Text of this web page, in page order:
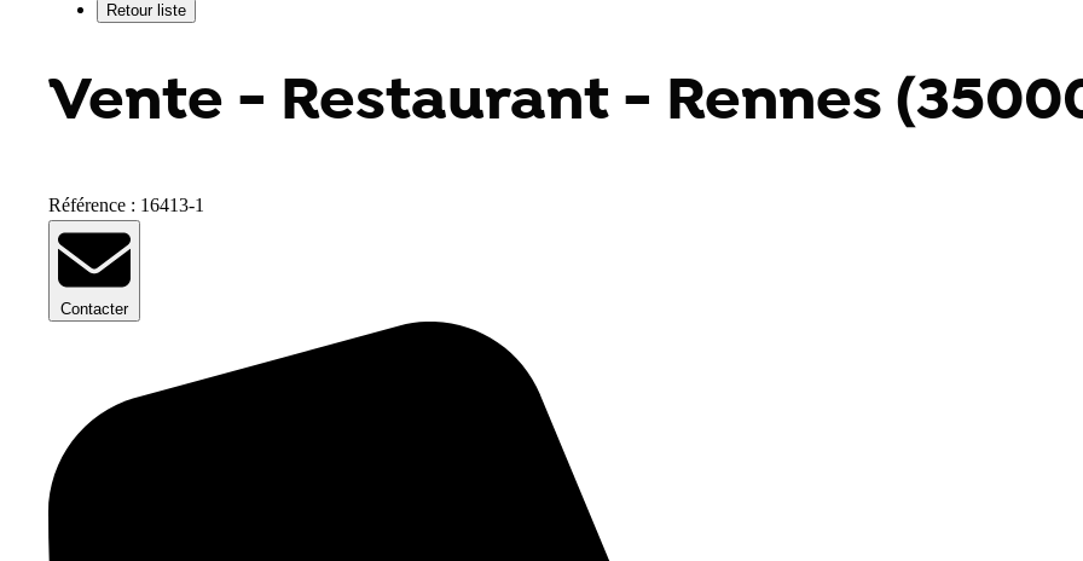
Vente - Restaurant - Rennes
Référence : 16413-1
Contacter